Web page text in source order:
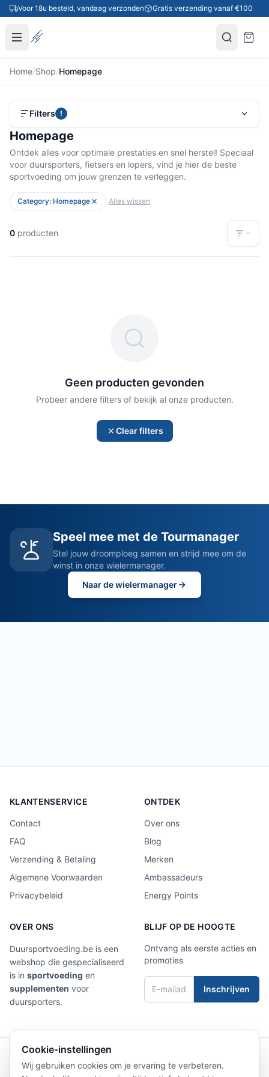
Ga naar inhoud
Voor 18u besteld, vandaag verzonden Gratis verzending vanaf €100
Home/Shop/Homepage
Filters !
Homepage
Ontdek alles voor optimale prestaties en snel herstel! Speciaal
voor duursporters, fietsers en lopers, vind je hier de beste
sportvoeding om jouw grenzen te verleggen.
Category: Homepage Alles wissen
0 producten
Geen producten gevonden
Probeer andere filters of bekijk al onze producten.
Clear filters
Speel mee met de Tourmanager
Stel jouw droomploeg samen en strijd mee om de
winst in onze wielermanager.
Naar de wielermanager
KLANTENSERVICE
Contact
FAQ
Verzending & Betaling
Algemene Voorwaarden
Privacybeleid
ONTDEK
Over ons
Blog
Merken
Ambassadeurs
Energy Points
OVER ONS
Duursportvoeding.be is een
webshop die gespecialiseerd
is in sportvoeding en
supplementen voor
duursporters.
BLIJF OP DE HOOGTE
Ontvang als eerste acties en
promoties
Inschrijven
4,9/5 Laat een review achter
Cookie-instellingen
Wij gebruiken cookies om je ervaring te verbeteren.